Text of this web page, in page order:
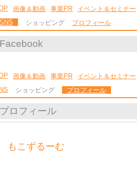
画像＆動画 事業PR イベント＆セミナー
SNS
ショッピング プロフィール
Facebook
画像＆動画 事業PR イベント＆セミナー
ショッピング プロフィール
プロフィール
もこずるーむ